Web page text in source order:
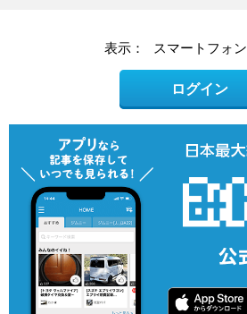
表示： スマートフォン
ログイン